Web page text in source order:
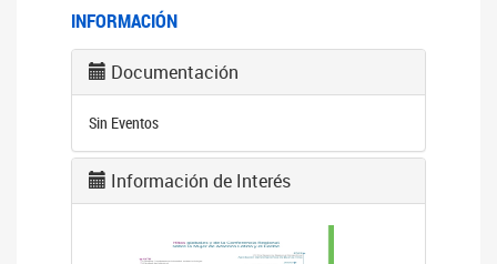
INFORMACIÓN
Documentación
Sin Eventos
Información de Interés